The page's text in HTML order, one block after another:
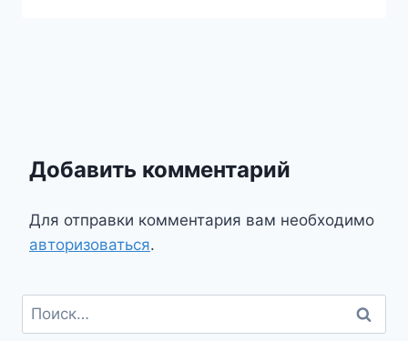
Добавить комментарий
Для отправки комментария вам необходимо
авторизоваться.
Найти: